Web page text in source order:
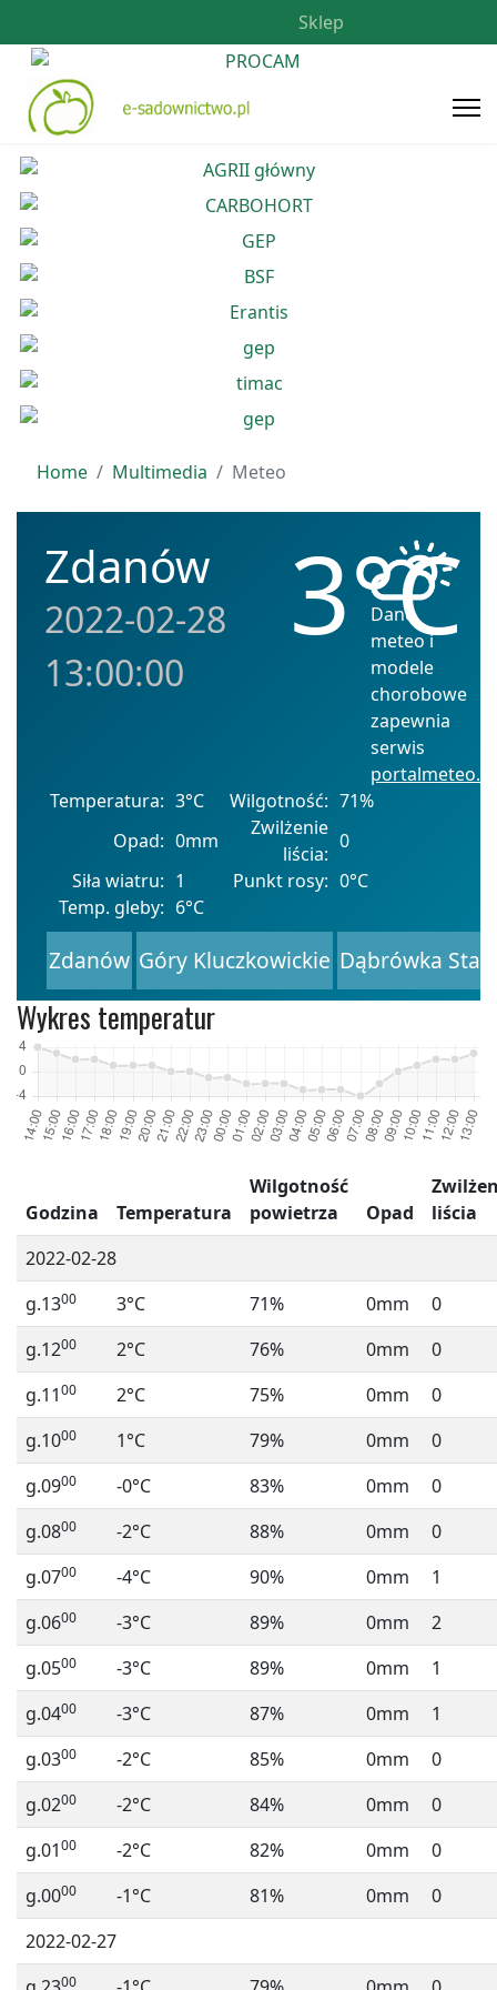
Sklep
Home Multimedia Meteo
Dane
meteo i
modele
chorobowe
zapewnia
serwis
portalmeteo.pl
3°C
Zdanów
2022-02-28
13:00:00
Temperatura: 3°C Wilgotność: 71%
Opad: 0mm
Zwilżenie
liścia:
0
Siła wiatru: 1 Punkt rosy: 0°C
Temp. gleby: 6°C
Zdanów Góry Kluczkowickie Dąbrówka
Wykres temperatur
Godzina Temperatura
Wilgotność
powietrza
Opad
liścia
2022-02-28
g.1300 3°C 71% 0mm
0
g.1200 2°C 76% 0mm
0
g.1100 2°C 75% 0mm
0
g.1000 1°C 79% 0mm
0
g.0900 -0°C 83% 0mm
0
g.0800 -2°C 88% 0mm
0
g.0700 -4°C 90% 0mm
1
g.0600 -3°C 89% 0mm
2
g.0500 -3°C 89% 0mm
1
g.0400 -3°C 87% 0mm
1
g.0300 -2°C 85% 0mm
0
g.0200 -2°C 84% 0mm
0
g.0100 -2°C 82% 0mm
0
g.0000 -1°C 81% 0mm
0
2022-02-27
00